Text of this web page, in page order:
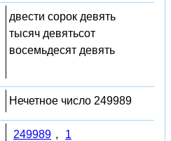
двести сорок девять
тысяч девятьсот
восемьдесят девять
Нечетное число 249989
249989 , 1